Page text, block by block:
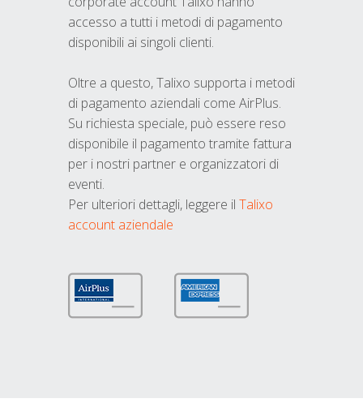
accesso a tutti i metodi di pagamento
disponibili ai singoli clienti.
Oltre a questo, Talixo supporta i metodi
di pagamento aziendali come AirPlus.
Su richiesta speciale, può essere reso
disponibile il pagamento tramite fattura
per i nostri partner e organizzatori di
eventi.
Per ulteriori dettagli, leggere il Talixo
account aziendale